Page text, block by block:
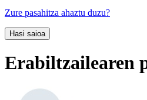
Zure pasahitza ahaztu duzu?
Hasi saioa
Erabiltzailearen